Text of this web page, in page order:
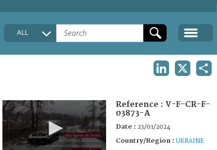
HOME
COLLECTIONS DESCRIPTION
ALL
Reference : V-F-CR-F-
03873-A
Date : 23/01/2024
Country/Region : UKRAINE